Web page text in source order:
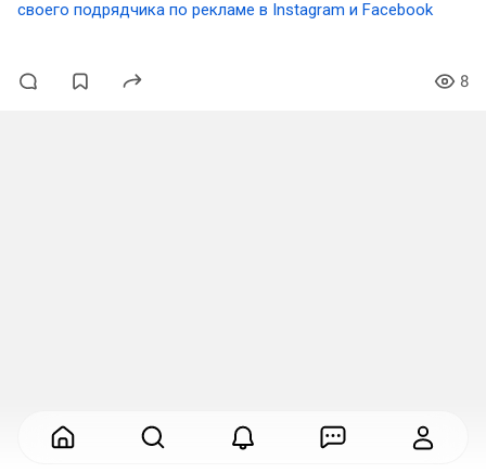
своего подрядчика по рекламе в Instagram и Facebook
8